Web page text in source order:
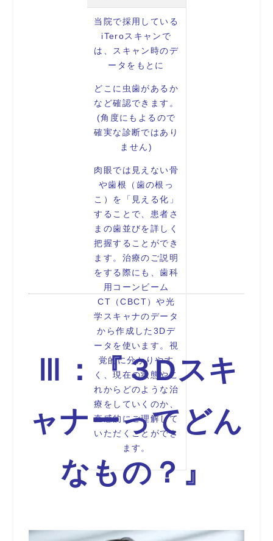
当院で採用している
iTeroスキャンで
は、スキャン時のデ
ータをもとに
どこに虫歯があるか
など確認できます。
(角度にもよるので
確実な診断ではあり
ません)
肉眼では見えない骨
や歯根（歯の根っ
こ）を「見える化」
することで、患者さ
まの歯並びを詳しく
把握することができ
ます。治療のご説明
をする際にも、歯科
用コーンビーム
CT（CBCT）や光
学スキャナのデータ
から作成した3Dデ
ータを使います。視
覚的に分かりやす
く、現在の状態やこ
れからどのような治
療をしていくのか、
直感的にご理解して
いただくことができ
ます。
Ⅲ：『３Dスキ
ャナーってどん
なもの？』